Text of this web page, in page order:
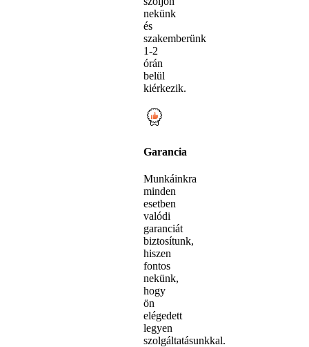
nekünk
és
szakemberünk
1-2
órán
belül
kiérkezik.
Garancia
Munkáinkra
minden
esetben
valódi
garanciát
biztosítunk,
hiszen
fontos
nekünk,
hogy
ön
elégedett
legyen
szolgáltatásunkkal.